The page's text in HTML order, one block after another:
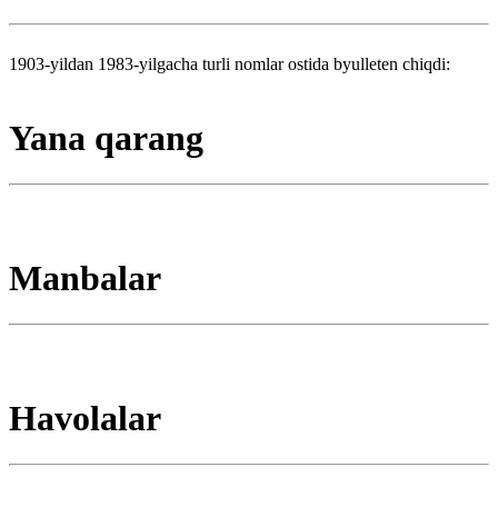
1903-yildan 1983-yilgacha turli nomlar ostida byulleten chiqdi:
Yana qarang
Manbalar
Havolalar